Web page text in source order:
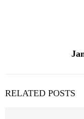
RELATED POSTS